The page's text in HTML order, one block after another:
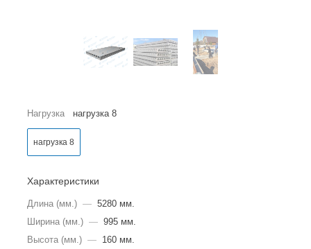
Нагрузка нагрузка 8
нагрузка 8
Характеристики
Длина (мм.) — 5280 мм.
Ширина (мм.) — 995 мм.
Высота (мм.) — 160 мм.